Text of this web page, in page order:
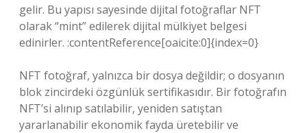
gelir. Bu yapısı sayesinde dijital fotoğraflar NFT
olarak “mint” edilerek dijital mülkiyet belgesi
edinirler. :contentReference[oaicite:0]{index=0}
NFT fotoğraf, yalnızca bir dosya değildir; o dosyanın
blok zincirdeki özgünlük sertifikasıdır. Bir fotoğrafın
NFT’si alınıp satılabilir, yeniden satıştan
yararlanabilir ekonomik fayda üretebilir ve